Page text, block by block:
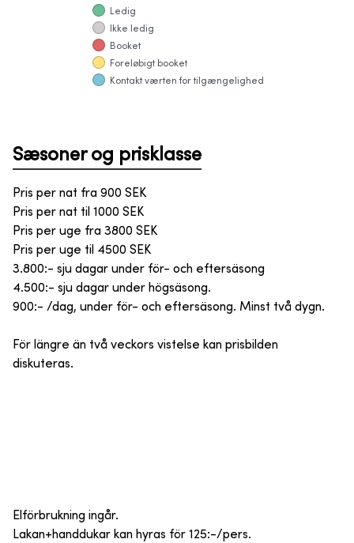
Ledig
Ikke ledig
Booket
Foreløbigt booket
Kontakt værten for tilgængelighed
Sæsoner og prisklasse
Pris per nat fra 900 SEK
Pris per nat til 1000 SEK
Pris per uge fra 3800 SEK
Pris per uge til 4500 SEK
3.800:- sju dagar under för- och eftersäsong
4.500:- sju dagar under högsäsong.
900:- /dag, under för- och eftersäsong. Minst två dygn.
För längre än två veckors vistelse kan prisbilden
diskuteras.
Elförbrukning ingår.
Lakan+handdukar kan hyras för 125:-/pers.